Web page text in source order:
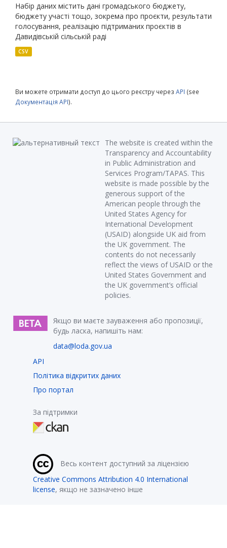
Набір даних містить дані громадського бюджету,
бюджету участі тощо, зокрема про проєкти, результати
голосування, реалізацію підтриманих проєктів в
Давидівській сільській раді
CSV
Ви можете отримати доступ до цього реєстру через API (see
Документація API).
The website is created within the
Transparency and Accountability
in Public Administration and
Services Program/TAPAS. This
website is made possible by the
generous support of the
American people through the
United States Agency for
International Development
(USAID) alongside UK aid from
the UK government. The
contents do not necessarily
reflect the views of USAID or the
United States Government and
the UK government’s official
policies.
Якщо ви маєте зауваження або пропозиції,
будь ласка, напишіть нам:
data@loda.gov.ua
API
Політика відкритих даних
Про портал
За підтримки
Весь контент доступний за ліцензією
Creative Commons Attribution 4.0 International
license, якщо не зазначено інше